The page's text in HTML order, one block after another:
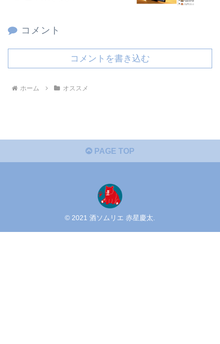
コメント
コメントを書き込む
ホーム オススメ
PAGE TOP
© 2021 酒ソムリエ 赤星慶太.